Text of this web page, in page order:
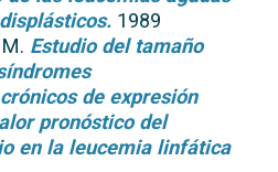
1989
Estudio del tamaño
de expresión
pronóstico del
en la leucemia linfática